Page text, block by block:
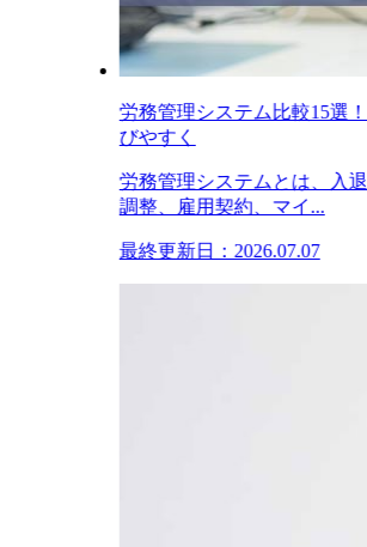
労務管理システム比較15選
びやすく
労務管理システムとは、入
調整、雇用契約、マイ...
最終更新日：2026.07.07